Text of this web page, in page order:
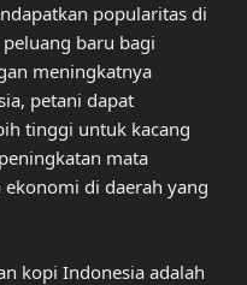
popularitas di
baru bagi
meningkatnya
petani dapat
tinggi untuk kacang
mata
di daerah yang
kopi Indonesia adalah